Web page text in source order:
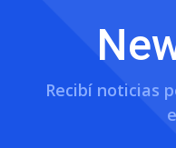
Recibí noticias